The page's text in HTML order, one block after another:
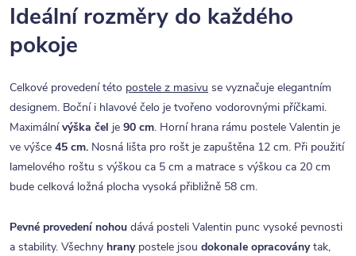
Ideální rozměry do každého
pokoje
Celkové provedení této postele z masivu se vyznačuje elegantním
designem. Boční i hlavové čelo je tvořeno vodorovnými příčkami.
Maximálnívýška čel je 90 cm. Horní hrana rámu postele Valentin je
ve výšce 45 cm. Nosná lišta pro rošt je zapuštěna 12 cm. Při použití
lamelového roštu s výškou ca 5 cm a matrace s výškou ca 20 cm
bude celková ložná plocha vysoká přibližně 58 cm.
Pevné provedení nohou dává posteli Valentin punc vysoké pevnosti
a stability. Všechny hranypostele jsou dokonale opracoványtak,